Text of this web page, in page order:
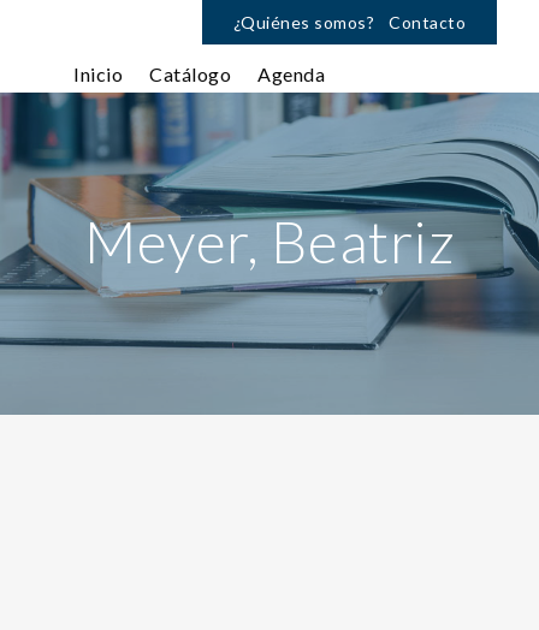
¿Quiénes somos? Contacto
Inicio Catálogo Agenda
Meyer, Beatriz